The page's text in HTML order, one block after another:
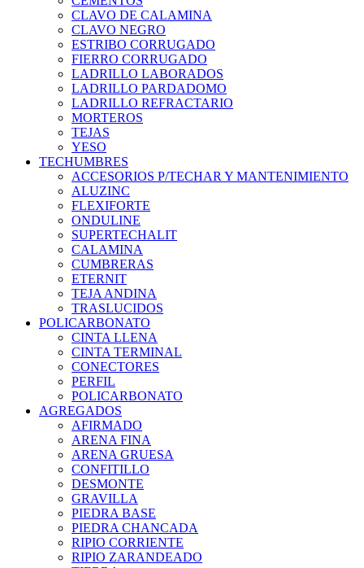
CLAVO DE CALAMINA
CLAVO NEGRO
ESTRIBO CORRUGADO
FIERRO CORRUGADO
LADRILLO LABORADOS
LADRILLO PARDADOMO
LADRILLO REFRACTARIO
MORTEROS
TEJAS
YESO
TECHUMBRES
ACCESORIOS P/TECHAR Y MANTENIMIENTO
ALUZINC
FLEXIFORTE
ONDULINE
SUPERTECHALIT
CALAMINA
CUMBRERAS
ETERNIT
TEJA ANDINA
TRASLUCIDOS
POLICARBONATO
CINTA LLENA
CINTA TERMINAL
CONECTORES
PERFIL
POLICARBONATO
AGREGADOS
AFIRMADO
ARENA FINA
ARENA GRUESA
CONFITILLO
DESMONTE
GRAVILLA
PIEDRA BASE
PIEDRA CHANCADA
RIPIO CORRIENTE
RIPIO ZARANDEADO